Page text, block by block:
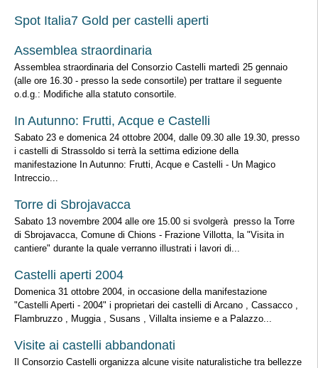
Spot Italia7 Gold per castelli aperti
Assemblea straordinaria
Assemblea straordinaria del Consorzio Castelli martedì 25 gennaio
(alle ore 16.30 - presso la sede consortile) per trattare il seguente
o.d.g.: Modifiche alla statuto consortile.
In Autunno: Frutti, Acque e Castelli
Sabato 23 e domenica 24 ottobre 2004, dalle 09.30 alle 19.30, presso
i castelli di Strassoldo si terrà la settima edizione della
manifestazione In Autunno: Frutti, Acque e Castelli - Un Magico
Intreccio...
Torre di Sbrojavacca
Sabato 13 novembre 2004 alle ore 15.00 si svolgerà presso la Torre
di Sbrojavacca, Comune di Chions - Frazione Villotta, la "Visita in
cantiere" durante la quale verranno illustrati i lavori di...
Castelli aperti 2004
Domenica 31 ottobre 2004, in occasione della manifestazione
"Castelli Aperti - 2004" i proprietari dei castelli di Arcano , Cassacco ,
Flambruzzo , Muggia , Susans , Villalta insieme e a Palazzo...
Visite ai castelli abbandonati
Il Consorzio Castelli organizza alcune visite naturalistiche tra bellezze